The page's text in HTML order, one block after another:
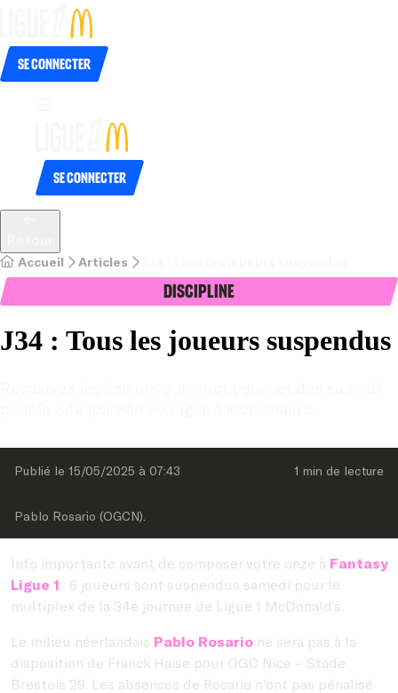
Se connecter
Se connecter
Accueil Articles
Discipline
J34 : Tous les joueurs suspendus
Publié le 15/05/2025 à 07:43 1 min de lecture
Pablo Rosario (OGCN).
Info importante avant de composer votre onze à Fantasy
Ligue 1 : 6 joueurs sont suspendus samedi pour le
multiplex de la 34e journée de Ligue 1 McDonald’s.
Le milieu néerlandais Pablo Rosario ne sera pas à la
disposition de Franck Haise pour OGC Nice – Stade
Brestois 29. Les absences de Rosario n'ont pas pénalisé